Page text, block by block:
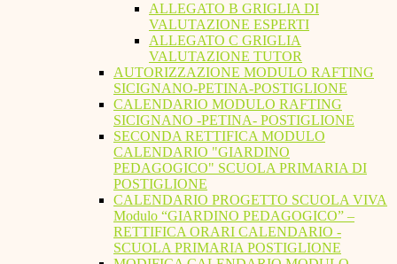
ALLEGATO B GRIGLIA DI
VALUTAZIONE ESPERTI
ALLEGATO C GRIGLIA
VALUTAZIONE TUTOR
AUTORIZZAZIONE MODULO RAFTING
SICIGNANO-PETINA-POSTIGLIONE
CALENDARIO MODULO RAFTING
SICIGNANO -PETINA- POSTIGLIONE
SECONDA RETTIFICA MODULO
CALENDARIO "GIARDINO
PEDAGOGICO" SCUOLA PRIMARIA DI
POSTIGLIONE
CALENDARIO PROGETTO SCUOLA VIVA
Modulo “GIARDINO PEDAGOGICO” –
RETTIFICA ORARI CALENDARIO -
SCUOLA PRIMARIA POSTIGLIONE